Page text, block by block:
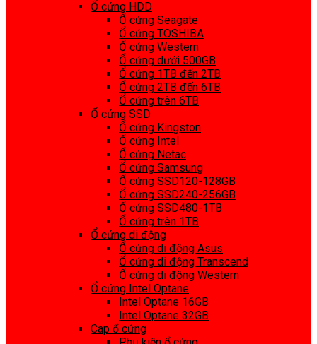
Ổ cứng HDD
Ổ cứng Seagate
Ổ cứng TOSHIBA
Ổ cứng Western
Ổ cứng dưới 500GB
Ổ cứng 1TB đến 2TB
Ổ cứng 2TB đến 6TB
Ổ cứng trên 6TB
Ổ cứng SSD
Ổ cứng Kingston
Ổ cứng Intel
Ổ cứng Netac
Ổ cứng Samsung
Ổ cứng SSD120-128GB
Ổ cứng SSD240-256GB
Ổ cứng SSD480-1TB
Ổ cứng trên 1TB
Ổ cứng di động
Ổ cứng di động Asus
Ổ cứng di động Transcend
Ổ cứng di động Western
Ổ cứng Intel Optane
Intel Optane 16GB
Intel Optane 32GB
Cap ổ cứng